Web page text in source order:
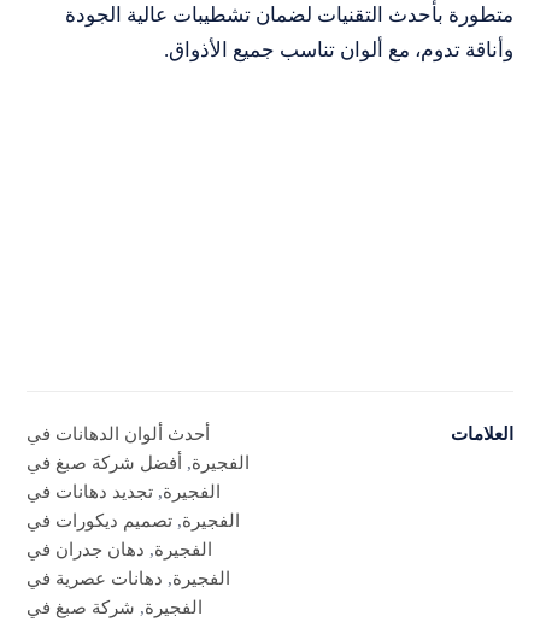
متطورة بأحدث التقنيات لضمان تشطيبات عالية الجودة
وأناقة تدوم، مع ألوان تناسب جميع الأذواق.
العلامات
أحدث ألوان الدهانات في
الفجيرة, أفضل شركة صبغ في
الفجيرة, تجديد دهانات في
الفجيرة, تصميم ديكورات في
الفجيرة, دهان جدران في
الفجيرة, دهانات عصرية في
الفجيرة, شركة صبغ في